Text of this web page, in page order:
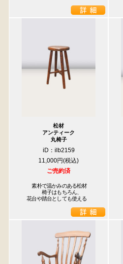
松材
アンティーク
丸椅子
iD：ilb2159
11,000円
ご売約済
素朴で温かみのある松材
椅子はもちろん、
花台や踏台としても使える